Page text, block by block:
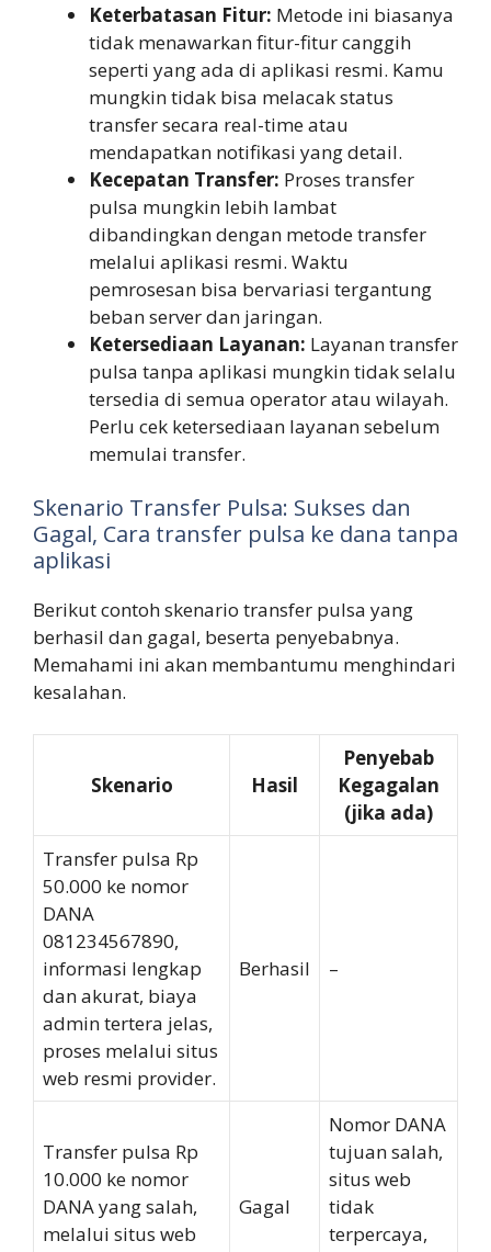
Keterbatasan Fitur: Metode ini biasanya
tidak menawarkan fitur-fitur canggih
seperti yang ada di aplikasi resmi. Kamu
mungkin tidak bisa melacak status
transfer secara real-time atau
mendapatkan notifikasi yang detail.
Kecepatan Transfer: Proses transfer
pulsa mungkin lebih lambat
dibandingkan dengan metode transfer
melalui aplikasi resmi. Waktu
pemrosesan bisa bervariasi tergantung
beban server dan jaringan.
Ketersediaan Layanan: Layanan transfer
pulsa tanpa aplikasi mungkin tidak selalu
tersedia di semua operator atau wilayah.
Perlu cek ketersediaan layanan sebelum
memulai transfer.
Skenario Transfer Pulsa: Sukses dan
Gagal, Cara transfer pulsa ke dana tanpa
aplikasi
Berikut contoh skenario transfer pulsa yang
berhasil dan gagal, beserta penyebabnya.
Memahami ini akan membantumu menghindari
kesalahan.
Skenario Hasil
Penyebab
Kegagalan
(jika ada)
Transfer pulsa Rp
50.000 ke nomor
DANA
081234567890,
informasi lengkap
dan akurat, biaya
admin tertera jelas,
proses melalui situs
web resmi provider.
Berhasil –
Transfer pulsa Rp
10.000 ke nomor
DANA yang salah,
melalui situs web
Gagal
Nomor DANA
tujuan salah,
situs web
tidak
terpercaya,